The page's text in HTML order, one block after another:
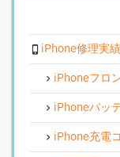
iPhone修理実績
iPhoneフロ
iPhoneバッ
iPhone充電